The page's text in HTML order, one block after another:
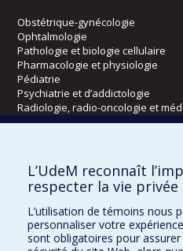
Obstétrique-gynécologie
Ophtalmologie
Pathologie et biologie cellulaire
Pharmacologie et physiologie
Pédiatrie
Psychiatrie et d’addictologie
Radiologie, radio-oncologie et
Kinésiologie et des sciences de
Orthophonie et audiologie
Réadaptation
L’UdeM reconnaît
respecter la vie privée
L’utilisation de témoins nous
personnaliser votre
sont obligatoires pour